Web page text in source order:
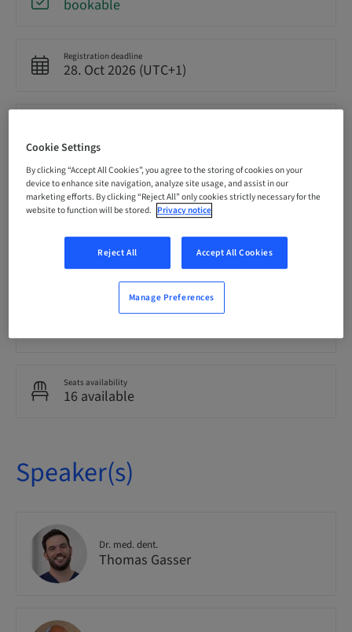
bookable
Registration deadline
28. Oct 2026 (UTC+1)
Language
German
7.00 Points
Seats availability
16 available
Speaker(s)
Dr. med. dent.
Thomas Gasser
Cookie Settings
By clicking “Accept All Cookies”, you agree to the storing of cookies on your
device to enhance site navigation, analyze site usage, and assist in our
marketing efforts. By clicking “Reject All” only cookies strictly necessary for the
website to function will be stored. Privacy notice
Reject All Accept All Cookies
Manage Preferences